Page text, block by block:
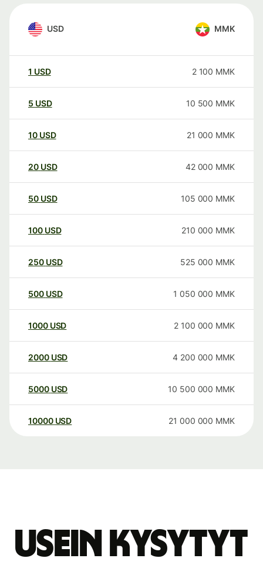
USD MMK
1 USD 2 100 MMK
5 USD 10 500 MMK
10 USD 21 000 MMK
20 USD 42 000 MMK
50 USD 105 000 MMK
100 USD 210 000 MMK
250 USD 525 000 MMK
500 USD 1 050 000 MMK
1000 USD 2 100 000 MMK
2000 USD 4 200 000 MMK
5000 USD 10 500 000 MMK
10000 USD 21 000 000 MMK
Usein kysytyt